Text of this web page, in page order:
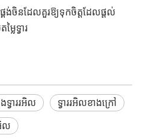
គង់ចិនដែលគួរឱ្យទុកចិត្តដែលផ្តល់
ៃទ្វារ
វាររអិល
ទ្វាររអិលខាងក្រៅ
ល